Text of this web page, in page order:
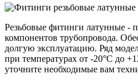
Резьбовые фитинги латунные -
компонентов трубопровода.
долгую эксплуатацию. Ряд
при температурах от -20°C до
уточните необходимые вам